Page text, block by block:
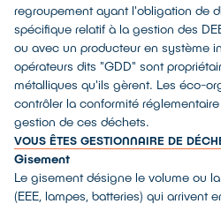
regroupement ayant l'obligation de
spécifique relatif à la gestion des
ou avec un producteur en système
opérateurs dits "GDD" sont
métalliques qu'ils gèrent. Les éco-
contrôler la conformité
gestion de ces déchets.
VOUS ÊTES GESTIONNAIRE DE
Gisement
Le gisement désigne le volume ou
(EEE, lampes, batteries) qui arrivent